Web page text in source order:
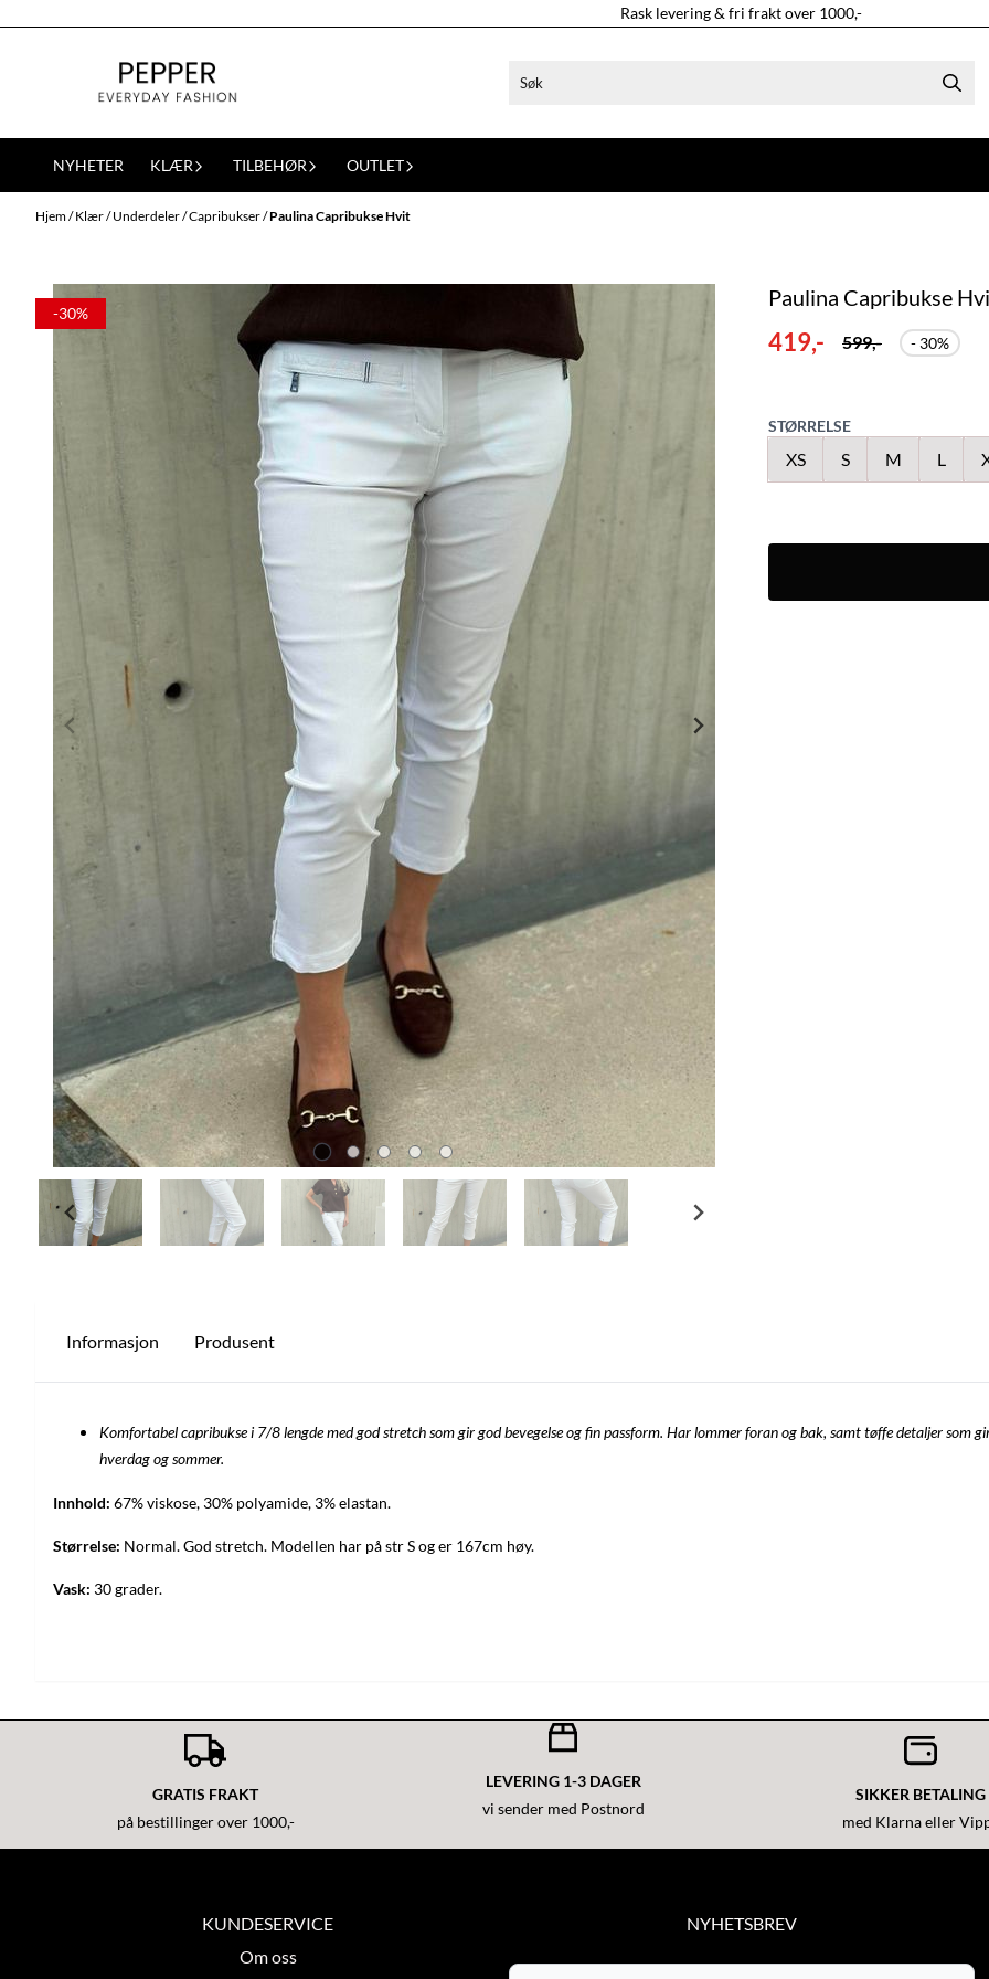
Rask levering & fri frakt over 1000,-
NYHETER KLÆR TILBEHØR OUTLET
Hjem/Klær/Underdeler/Capribukser/Paulina Capribukse Hvit
-30%
Paulina Capribukse
419,- 599,- - 30%
STØRRELSE
XS S M L
Informasjon Produsent
Komfortabel capribukse i 7/8 lengde med god stretch som gir god bevegelse og fin passform. Har lommer foran og bak, samt tøffe detaljer som
hverdag og sommer.
Innhold: 67% viskose, 30% polyamide, 3% elastan.
Størrelse: Normal. God stretch. Modellen har på str S og er 167cm høy.
Vask: 30 grader.
GRATIS FRAKT
på bestillinger over 1000,-
LEVERING 1-3 DAGER
vi sender med Postnord
SIKKER BETALING
med Klarna eller
KUNDESERVICE
Om oss
NYHETSBREV